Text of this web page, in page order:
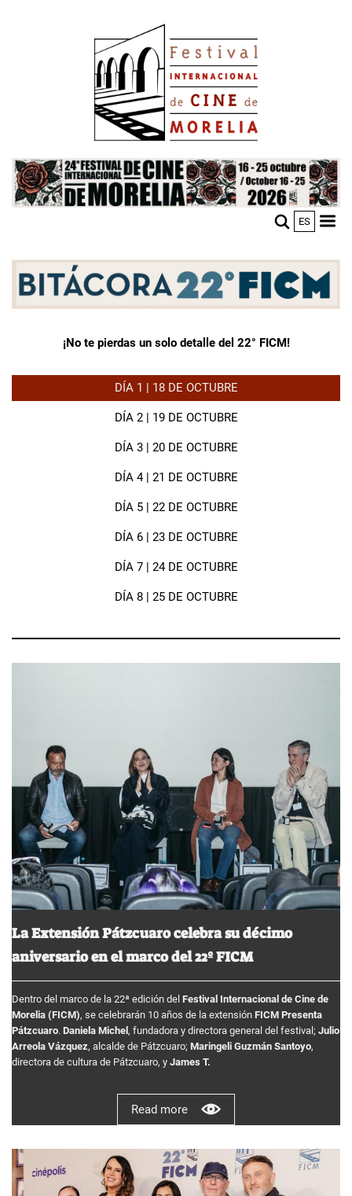
Image
ES
menu
¡No te pierdas un solo detalle del 22° FICM!
DÍA 1 | 18 DE OCTUBRE
DÍA 2 | 19 DE OCTUBRE
DÍA 3 | 20 DE OCTUBRE
DÍA 4 | 21 DE OCTUBRE
DÍA 5 | 22 DE OCTUBRE
DÍA 6 | 23 DE OCTUBRE
DÍA 7 | 24 DE OCTUBRE
DÍA 8 | 25 DE OCTUBRE
La Extensión Pátzcuaro celebra su décimo
aniversario en el marco del 22º FICM
Dentro del marco de la 22ª edición del Festival Internacional de Cine de
Morelia (FICM), se celebrarán 10 años de la extensión FICM Presenta
Pátzcuaro. Daniela Michel, fundadora y directora general del festival; Julio
Arreola Vázquez, alcalde de Pátzcuaro; Maringeli Guzmán Santoyo,
directora de cultura de Pátzcuaro, y James T.
Read more